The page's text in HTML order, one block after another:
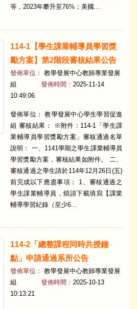
等，2023年攀升至76%；美國...
114-1【學生課業輔導員學習獎
勵方案】第2階段審核結果公告
發佈單位： 教學發展中心教師專業發展
組
發佈時間： 2025-11-14
10:49:06
發佈單位： 教學發展中心學生學習促進
組 審核結果： ※附件：114-1「學生課
業輔導員學習獎勵方案」審核通過名單
說明： 一、1141學期之學生課業輔導員
學習獎勵方案，審核結果如附件。 二、
審核通過之學生請於114年12月26日(五)
前完成以下應盡事項： 1、審核通過之
學生課業輔導員，煩請下載填寫【課業
輔導學習紀錄（至少6...
114-2「總整課程同時共授鐘
點」申請通過系所公告
發佈單位： 教學發展中心教師專業發展
組
發佈時間： 2025-10-13
10:13:21